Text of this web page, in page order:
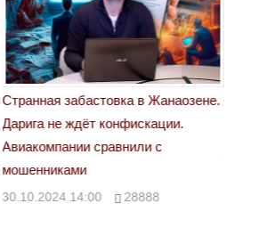
«Новый Казахстан не говорит всей
правды»
29.10.2024 09:00 39623